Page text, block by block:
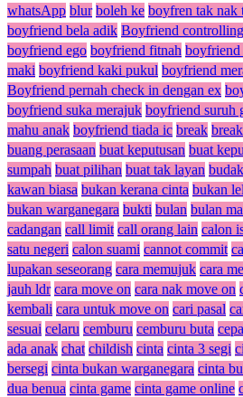
whatsApp blur boleh ke boyfren tak nak
boyfriend bela adik Boyfriend controlling
boyfriend ego boyfriend fitnah boyfriend
maki boyfriend kaki pukul boyfriend
Boyfriend pernah check in dengan ex
boyfriend suka merajuk boyfriend suruh
mahu anak boyfriend tiada ic break
buang perasaan buat keputusan buat
sumpah buat pilihan buat tak layan
kawan biasa bukan kerana cinta bukan
bukan warganegara bukti bulan bulan
cadangan call limit call orang lain calon
satu negeri calon suami cannot commit
lupakan seseorang cara memujuk cara
jauh ldr cara move on cara nak move on
kembali cara untuk move on cari pasal
sesuai celaru cemburu cemburu buta
ada anak chat childish cinta cinta 3 segi
bersegi cinta bukan warganegara cinta
dua benua cinta game cinta game online